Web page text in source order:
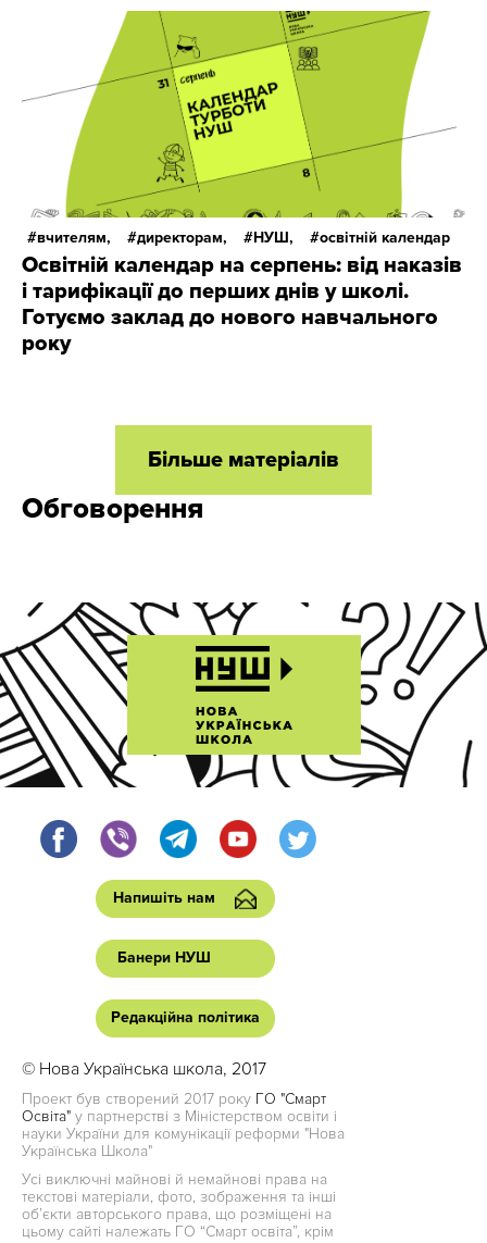
вчителям, директорам, НУШ, освітній календар
Освітній календар на серпень: від наказів
і тарифікації до перших днів у школі.
Готуємо заклад до нового навчального
року
Більше матеріалів
Обговорення
Напишіть нам
Банери НУШ
Редакційна політика
© Нова Українська школа, 2017
Проект був створений 2017 року ГО "Смарт
Освіта" у партнерстві з Міністерством освіти і
науки України для комунікації реформи "Нова
Українська Школа"
Усі виключні майнові й немайнові права на
текстові матеріали, фото, зображення та інші
об’єкти авторського права, що розміщені на
цьому сайті належать ГО “Смарт освіта”, крім